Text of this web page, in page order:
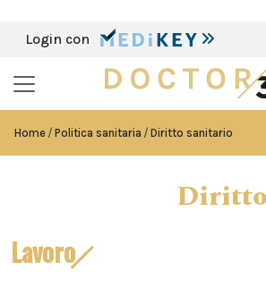
Login con
Home Politica sanitaria Diritto sanitario
Lavoro